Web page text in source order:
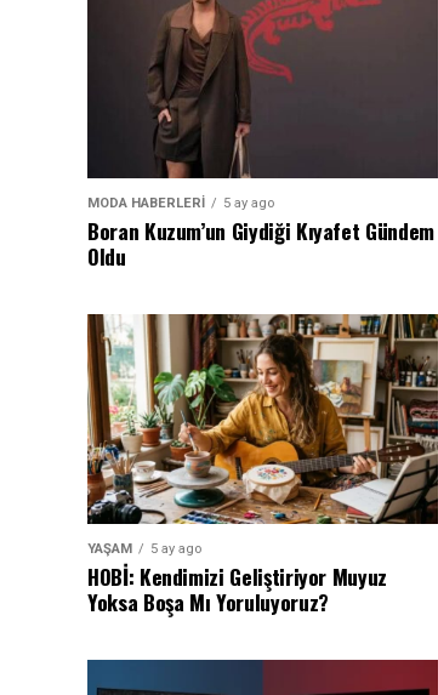
MODA HABERLERİ 5 ay ago
Boran Kuzum’un Giydiği Kıyafet Gündem
Oldu
YAŞAM 5 ay ago
HOBİ: Kendimizi Geliştiriyor Muyuz
Yoksa Boşa Mı Yoruluyoruz?